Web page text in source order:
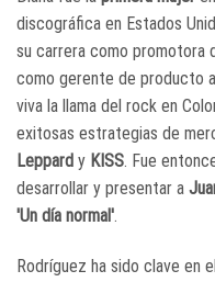
discográfica en Estados
su carrera como promotora
como gerente de producto
viva la llama del rock en
exitosas estrategias de
Leppard y KISS. Fue
desarrollar y presentar a
'Un día normal'.
Rodríguez ha sido clave en